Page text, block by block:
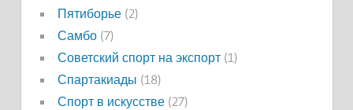
Пятиборье(2)
Самбо(7)
Советский спорт на экспорт(1)
Спартакиады (18)
Спорт в искусстве(27)